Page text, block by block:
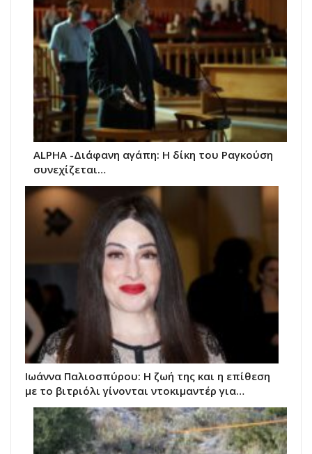
ALPHA -Διάφανη αγάπη: Η δίκη του Ραγκούση
συνεχίζεται…
Ιωάννα Παλιοσπύρου: Η ζωή της και η επίθεση
με το βιτριόλι γίνονται ντοκιμαντέρ για…